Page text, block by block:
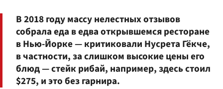
В 2018 году массу нелестных отзывов
собрала еда в едва открывшемся ресторане
в Нью-Йорке — критиковали Нусрета Гёкче,
в частности, за слишком высокие цены его
блюд — стейк рибай, например, здесь стоил
$275, и это без гарнира.